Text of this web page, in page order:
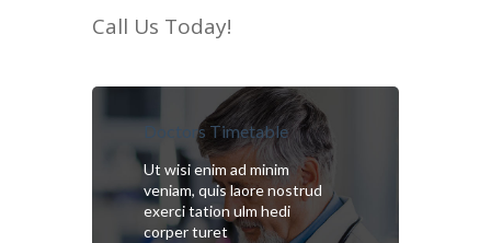
Call Us Today!
Doctors Timetable
Ut wisi enim ad minim
veniam, quis laore nostrud
exerci tation ulm hedi
corper turet